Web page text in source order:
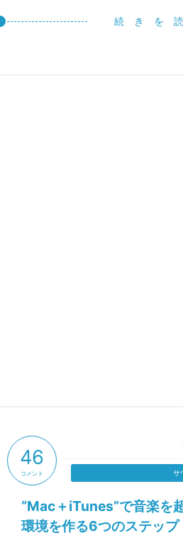
続 き を
“Mac＋iTunes”で音楽を
環境を作る6つのステップ
46
コメント サ